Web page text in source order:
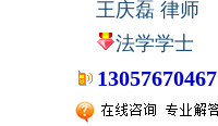
王庆磊 律师
法学学士
13057670467